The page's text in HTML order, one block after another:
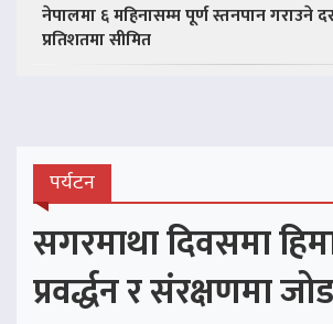
नेपालमा ६ महिनासम्म पूर्ण स्तनपान गराउने
प्रतिशतमा सीमित
पर्यटन
सगरमाथा दिवसमा
प्रवर्द्धन र संरक्षणमा